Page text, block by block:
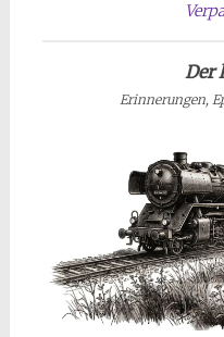
Der
Erinnerungen,